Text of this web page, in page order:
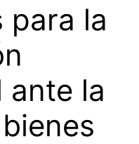
para la
ante la